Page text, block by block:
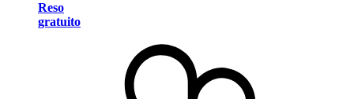
Reso
gratuito